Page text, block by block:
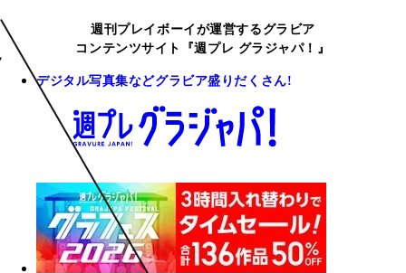
週刊プレイボーイが運営するグラビア
コンテンツサイト『週プレ グラジャパ！』
デジタル写真集などグラビア盛りだくさん!